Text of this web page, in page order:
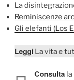
La
Reminiscenze
Gli elefanti (Los
Leggi La vita e
Consulta